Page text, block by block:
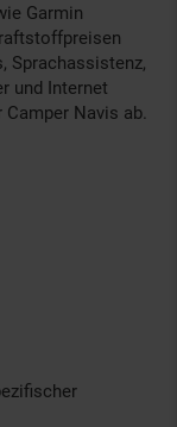
Garmin
Sprachassistenz,
und Internet
Navis ab.